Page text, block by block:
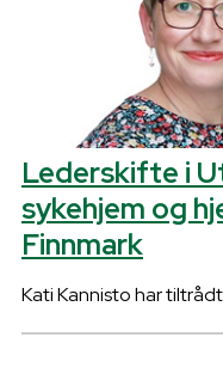
Lederskifte i
sykehjem og
Finnmark
Kati Kannisto har